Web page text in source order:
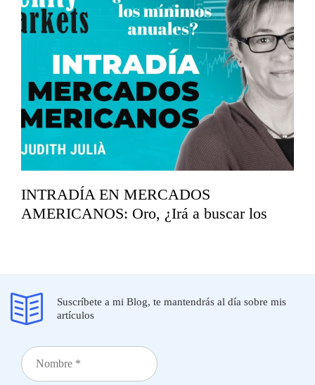
INTRADÍA EN MERCADOS
AMERICANOS: Oro, ¿Irá a buscar los
Suscríbete a mi Blog, te mantendrás al día sobre mis
artículos